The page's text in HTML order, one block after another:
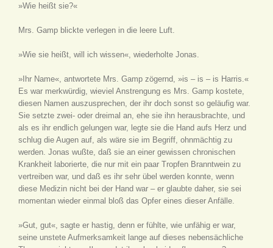
»Wie heißt sie?«
Mrs. Gamp blickte verlegen in die leere Luft.
»Wie sie heißt, will ich wissen«, wiederholte Jonas.
»Ihr Name«, antwortete Mrs. Gamp zögernd, »is – is – is Harris.«
Es war merkwürdig, wieviel Anstrengung es Mrs. Gamp kostete,
diesen Namen auszusprechen, der ihr doch sonst so geläufig war.
Sie setzte zwei- oder dreimal an, ehe sie ihn herausbrachte, und
als es ihr endlich gelungen war, legte sie die Hand aufs Herz und
schlug die Augen auf, als wäre sie im Begriff, ohnmächtig zu
werden. Jonas wußte, daß sie an einer gewissen chronischen
Krankheit laborierte, die nur mit ein paar Tropfen Branntwein zu
vertreiben war, und daß es ihr sehr übel werden konnte, wenn
diese Medizin nicht bei der Hand war – er glaubte daher, sie sei
momentan wieder einmal bloß das Opfer eines dieser Anfälle.
»Gut, gut«, sagte er hastig, denn er fühlte, wie unfähig er war,
seine unstete Aufmerksamkeit lange auf dieses nebensächliche